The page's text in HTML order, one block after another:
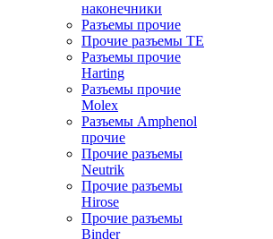
наконечники
Разъeмы прочие
Прочие разъемы TE
Разъемы прочие
Harting
Разъемы прочие
Molex
Разъемы Amphenol
прочие
Прочие разъемы
Neutrik
Прочие разъемы
Hirose
Прочие разъемы
Binder